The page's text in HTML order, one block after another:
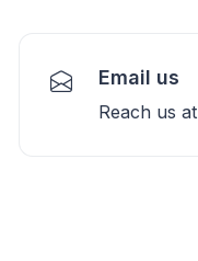
Email us
Reach us at